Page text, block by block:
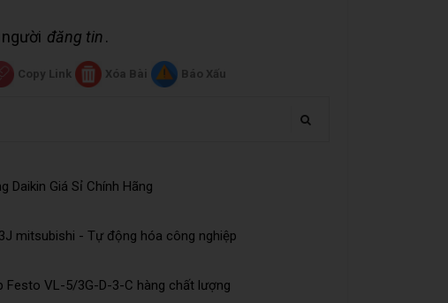
đăng tin.
Copy Link Xóa Bài Báo Xấu
Daikin Giá Sỉ Chính Hãng
mitsubishi - Tự động hóa công nghiệp
Festo VL-5/3G-D-3-C hàng chất lượng